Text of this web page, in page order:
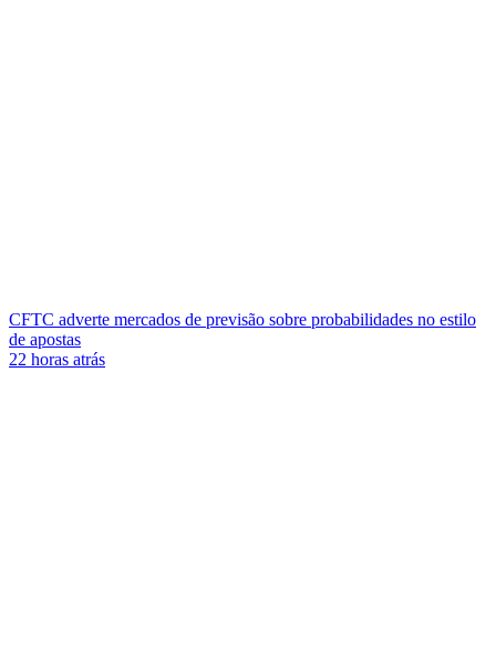
CFTC adverte mercados de previsão sobre probabilidades no estilo
de apostas
22 horas atrás